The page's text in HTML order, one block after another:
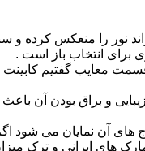
نور را منعکس کرده و
انتخاب باز است .
معایب گفتیم
و براق بودن آن
موج های آن نمایان می
مارک های ایرانی و